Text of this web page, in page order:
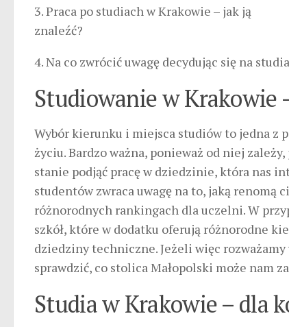
3. Praca po studiach w Krakowie – jak ją
znaleźć?
4. Na co zwrócić uwagę decydując się na
Studiowanie w Krakowie
Wybór kierunku i miejsca studiów to jedna z
życiu. Bardzo ważna, ponieważ od niej
stanie podjąć pracę w dziedzinie, która nas
studentów zwraca uwagę na to, jaką renomą
różnorodnych rankingach dla uczelni. W
szkół, które w dodatku oferują różnorodne
dziedziny techniczne. Jeżeli więc
sprawdzić, co stolica Małopolski może nam
Studia w Krakowie – dla